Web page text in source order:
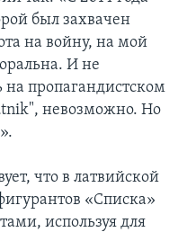
был захвачен
на войну, на мой
И не
на пропагандистском
невозможно. Но
что в латвийской
«Списка»
используя для